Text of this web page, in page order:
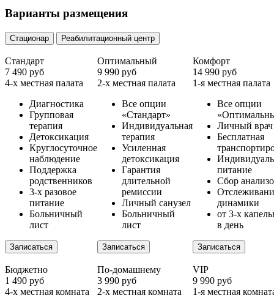
Варианты размещения
Стационар Реабилитационный центр
Стандарт
7 490 руб
4-х местная палата
Диагностика
Групповая
терапия
Детоксикация
Круглосуточное
наблюдение
Поддержка
родственников
3-х разовое
питание
Больничный
лист
Записаться
Оптимальный
9 990 руб
2-х местная палата
Все опции
«Стандарт»
Индивидуальная
терапия
Усиленная
детоксикация
Гарантия
длительной
ремиссии
Личный санузел
Больничный
лист
Записаться
Комфорт
14 990 руб
1-я местная палата
Все опции
Личный врач
Бесплатная
питание
Сбор
динамики
от 3-х
в день
Записаться
Бюджетно
1 490 руб
4-х местная комната
По-домашнему
3 990 руб
2-х местная комната
VIP
9 990 руб
1-я местная